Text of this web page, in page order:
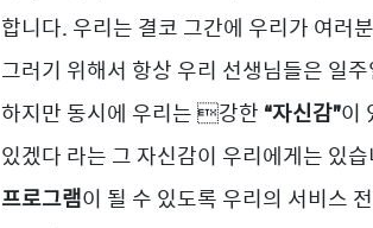
합니다. 우리는 결코 그간에 우리가 여러
그러기 위해서 항상 우리 선생님들은 일
하지만 동시에 우리는 강한 “자신감”이
있겠다 라는 그 자신감이 우리에게는 있
프로그램이 될 수 있도록 우리의 서비스